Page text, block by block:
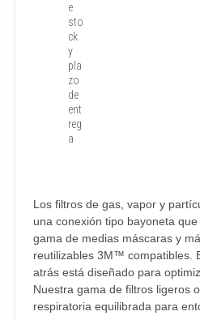
e
sto
ck
y
pla
zo
de
ent
reg
a
Los filtros de gas, vapor y
una conexión tipo bayoneta
gama de medias máscaras y
reutilizables 3M™ compatibles.
atrás está diseñado para
Nuestra gama de filtros ligeros
respiratoria equilibrada para